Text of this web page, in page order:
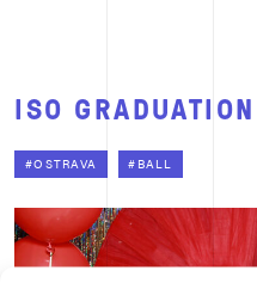
ISO
#OSTRAVA #BALL